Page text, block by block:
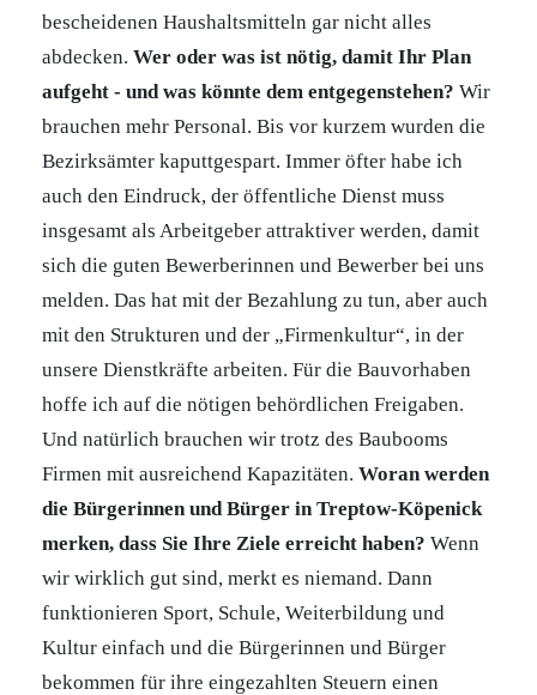
bescheidenen Haushaltsmitteln gar nicht alles
abdecken. Wer oder was ist nötig, damit Ihr Plan
aufgeht - und was könnte dem entgegenstehen? Wir
brauchen mehr Personal. Bis vor kurzem wurden die
Bezirksämter kaputtgespart. Immer öfter habe ich
auch den Eindruck, der öffentliche Dienst muss
insgesamt als Arbeitgeber attraktiver werden, damit
sich die guten Bewerberinnen und Bewerber bei uns
melden. Das hat mit der Bezahlung zu tun, aber auch
mit den Strukturen und der „Firmenkultur“, in der
unsere Dienstkräfte arbeiten. Für die Bauvorhaben
hoffe ich auf die nötigen behördlichen Freigaben.
Und natürlich brauchen wir trotz des Baubooms
Firmen mit ausreichend Kapazitäten. Woran werden
die Bürgerinnen und Bürger in Treptow-Köpenick
merken, dass Sie Ihre Ziele erreicht haben? Wenn
wir wirklich gut sind, merkt es niemand. Dann
funktionieren Sport, Schule, Weiterbildung und
Kultur einfach und die Bürgerinnen und Bürger
bekommen für ihre eingezahlten Steuern einen